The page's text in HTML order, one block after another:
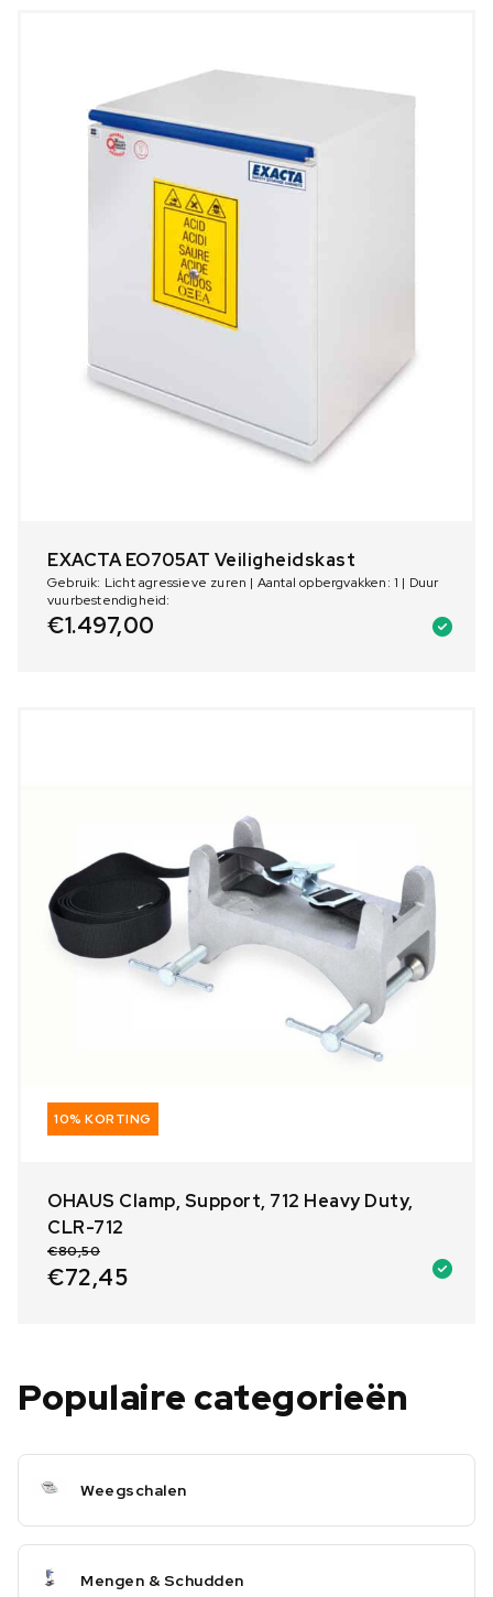
EXACTA EO705AT Veiligheidskast
Gebruik: Licht agressieve zuren | Aantal opbergvakken: 1 | Duur
vuurbestendigheid:
€1.497,00
10% KORTING
OHAUS Clamp, Support, 712 Heavy Duty,
CLR-712
€80,50
€72,45
Populaire categorieën
Weegschalen
Mengen & Schudden